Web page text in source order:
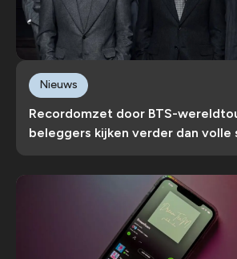
Recordomzet door BTS-
beleggers kijken verder dan volle
Nieuws